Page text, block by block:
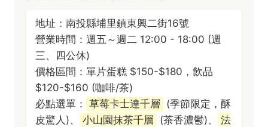
地址：南投縣埔里鎮東興二街16號
營業時間：週五～週二 12:00 - 18:00 (週
三、四公休)
價格區間：單片蛋糕 $150-$180，飲品
$120-$160 (咖啡/茶)
必點選單： 草莓卡士達千層 (季節限定，酥
皮驚人)、
小山園抹茶千層 (茶香濃鬱)、
法